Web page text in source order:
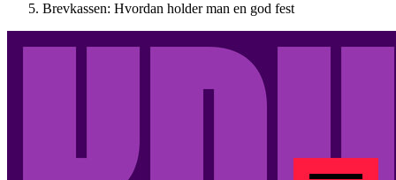
Brevkassen: Hvordan holder man en god fest